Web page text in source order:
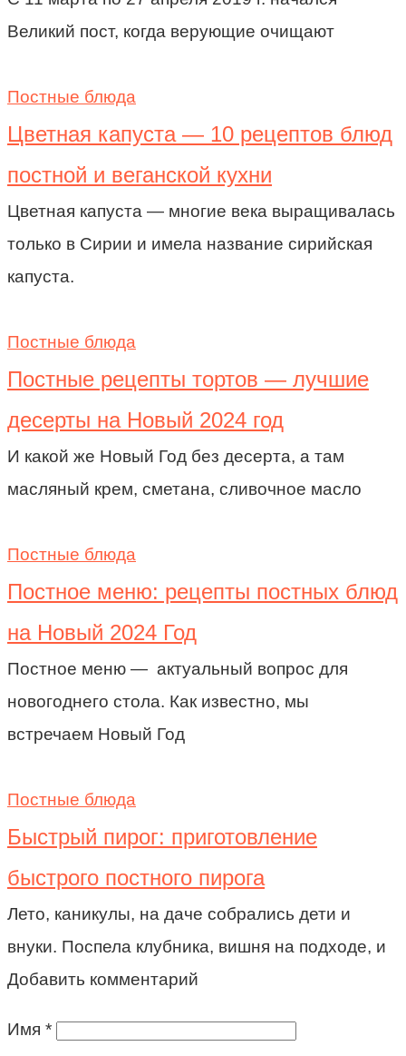
Великий пост, когда верующие очищают
Постные блюда
Цветная капуста — 10 рецептов блюд
постной и веганской кухни
Цветная капуста — многие века выращивалась
только в Сирии и имела название сирийская
капуста.
Постные блюда
Постные рецепты тортов — лучшие
десерты на Новый 2024 год
И какой же Новый Год без десерта, а там
масляный крем, сметана, сливочное масло
Постные блюда
Постное меню: рецепты постных блюд
на Новый 2024 Год
Постное меню — актуальный вопрос для
новогоднего стола. Как известно, мы
встречаем Новый Год
Постные блюда
Быстрый пирог: приготовление
быстрого постного пирога
Лето, каникулы, на даче собрались дети и
внуки. Поспела клубника, вишня на подходе, и
Добавить комментарий
Имя *